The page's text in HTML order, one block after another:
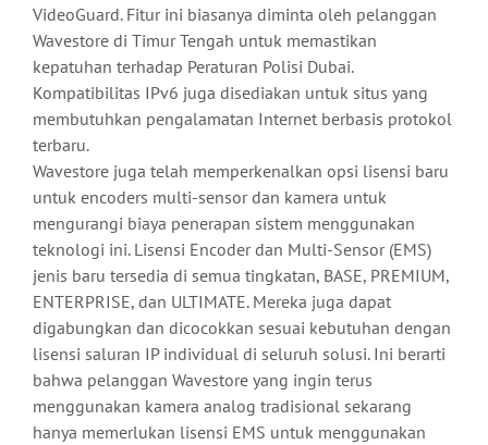
VideoGuard. Fitur ini biasanya diminta oleh pelanggan
Wavestore di Timur Tengah untuk memastikan
kepatuhan terhadap Peraturan Polisi Dubai.
Kompatibilitas IPv6 juga disediakan untuk situs yang
membutuhkan pengalamatan Internet berbasis protokol
terbaru.
Wavestore juga telah memperkenalkan opsi lisensi baru
untuk encoders multi-sensor dan kamera untuk
mengurangi biaya penerapan sistem menggunakan
teknologi ini. Lisensi Encoder dan Multi-Sensor (EMS)
jenis baru tersedia di semua tingkatan, BASE, PREMIUM,
ENTERPRISE, dan ULTIMATE. Mereka juga dapat
digabungkan dan dicocokkan sesuai kebutuhan dengan
lisensi saluran IP individual di seluruh solusi. Ini berarti
bahwa pelanggan Wavestore yang ingin terus
menggunakan kamera analog tradisional sekarang
hanya memerlukan lisensi EMS untuk menggunakan